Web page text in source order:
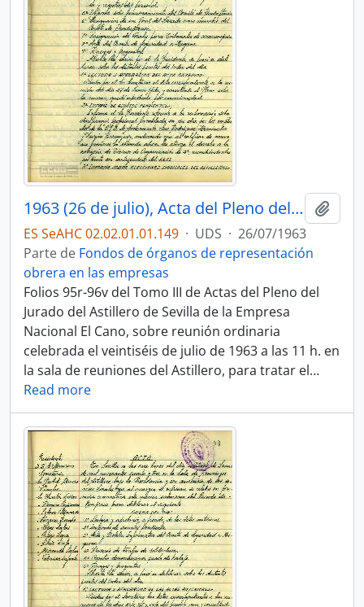
1963 (26 de julio), Acta del Pleno del Jurado de Empresa
ES SeAHC 02.02.01.01.149 · UDS · 26/07/1963
Parte de Fondos de órganos de representación
obrera en las empresas
Folios 95r-96v del Tomo III de Actas del Pleno del
Jurado del Astillero de Sevilla de la Empresa
Nacional El Cano, sobre reunión ordinaria
celebrada el veintiséis de julio de 1963 a las 11 h. en
la sala de reuniones del Astillero, para tratar el…
Read more